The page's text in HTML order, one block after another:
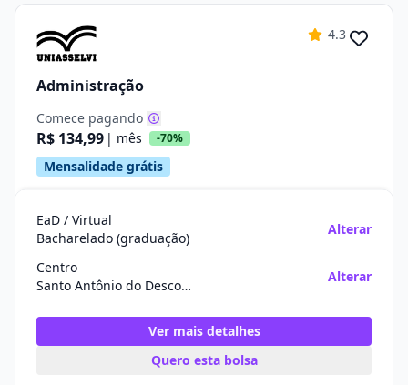
4.3
Administração
Comece pagando
R$ 134,99 | mês -70%
Mensalidade grátis
EaD / Virtual
Bacharelado (graduação)
Alterar
Centro
Santo Antônio do Descoberto/GO
Alterar
Ver mais detalhes
Quero esta bolsa